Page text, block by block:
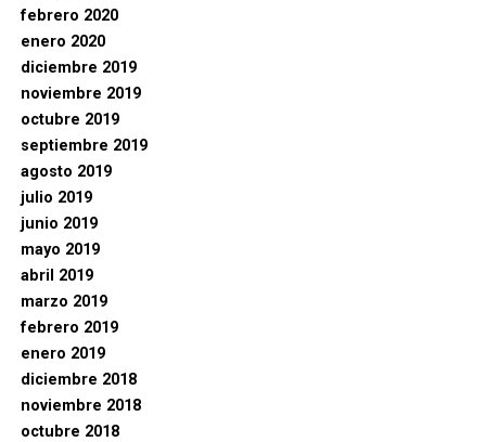
febrero 2020
enero 2020
diciembre 2019
noviembre 2019
octubre 2019
septiembre 2019
agosto 2019
julio 2019
junio 2019
mayo 2019
abril 2019
marzo 2019
febrero 2019
enero 2019
diciembre 2018
noviembre 2018
octubre 2018